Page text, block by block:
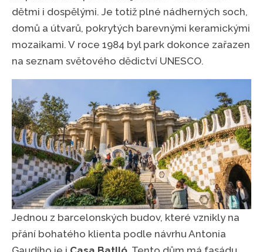
dětmi i dospělými. Je totiž plné nádherných soch,
domů a útvarů, pokrytých barevnými keramickými
mozaikami. V roce 1984 byl park dokonce zařazen
na seznam světového dědictví UNESCO.
Jednou z barcelonských budov, které vznikly na
přání bohatého klienta podle návrhu Antonia